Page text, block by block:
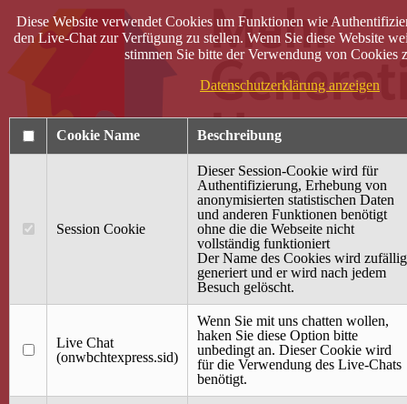
40 Jahre Mütterzentrum
Terminkalender
Gemeinsam aktiv
Gemeinsam unterwegs
wirFAIRändern
Diese Website verwendet Cookies um Funktionen wie
den Live-Chat zur Verfügung zu stellen. Wenn Sie diese Website
stimmen Sie bitte der Verwendung von Cookies
Datenschutzerklärung anzeigen
Cookie Name Beschreibung
Session Cookie
Dieser Session-Cookie wird für
Authentifizierung, Erhebung von
anonymisierten statistischen Daten
und anderen Funktionen benötigt
ohne die die Webseite nicht
vollständig funktioniert
Der Name des Cookies wird zufällig
generiert und er wird nach jedem
Besuch gelöscht.
Live Chat
(onwbchtexpress.sid)
Wenn Sie mit uns chatten wollen,
haken Sie diese Option bitte
unbedingt an. Dieser Cookie wird
für die Verwendung des Live-Chats
benötigt.